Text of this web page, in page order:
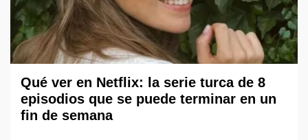
Qué ver en Netflix: la serie turca de 8
episodios que se puede terminar en un
fin de semana